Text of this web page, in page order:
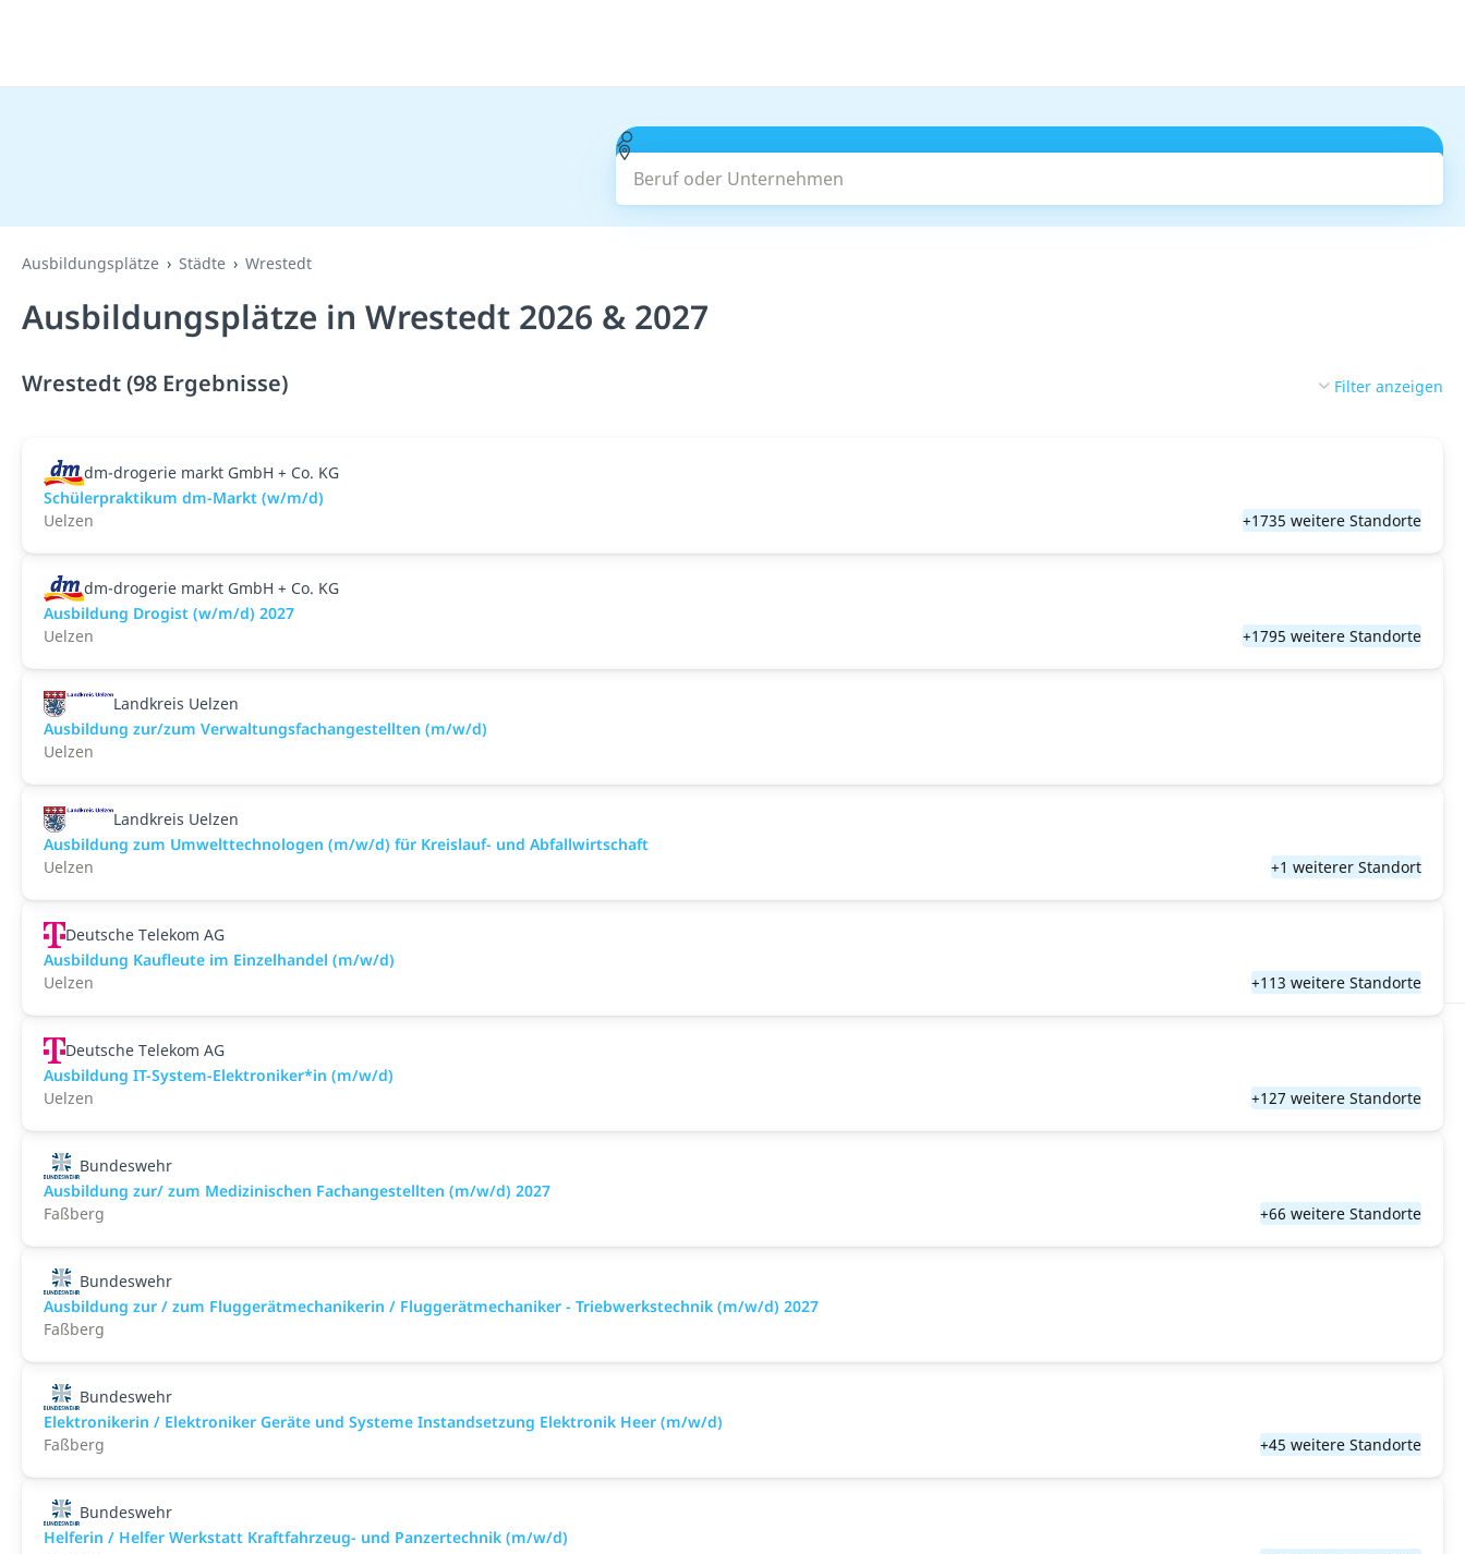
Beruf oder Unternehmen
Ausbildungsplätze Städte Wrestedt
Ausbildungsplätze in Wrestedt 2026 & 2027
Wrestedt (98 Ergebnisse) Filter anzeigen
dm-drogerie markt GmbH + Co. KG
Schülerpraktikum dm-Markt (w/m/d)
Uelzen
+1735 weitere Standorte
dm-drogerie markt GmbH + Co. KG
Ausbildung Drogist (w/m/d) 2027
Uelzen
+1795 weitere Standorte
Landkreis Uelzen
Ausbildung zur/zum Verwaltungsfachangestellten (m/w/d)
Uelzen
Landkreis Uelzen
Ausbildung zum Umwelttechnologen (m/w/d) für Kreislauf- und Abfallwirtschaft
Uelzen
+1 weiterer Standort
Deutsche Telekom AG
Ausbildung Kaufleute im Einzelhandel (m/w/d)
Uelzen
+113 weitere Standorte
Deutsche Telekom AG
Ausbildung IT-System-Elektroniker*in (m/w/d)
Uelzen
+127 weitere Standorte
Bundeswehr
Ausbildung zur/ zum Medizinischen Fachangestellten (m/w/d) 2027
Faßberg
+66 weitere Standorte
Bundeswehr
Ausbildung zur / zum Fluggerätmechanikerin / Fluggerätmechaniker - Triebwerkstechnik (m/w/d) 2027
Faßberg
Bundeswehr
Elektronikerin / Elektroniker Geräte und Systeme Instandsetzung Elektronik Heer (m/w/d)
Faßberg
+45 weitere Standorte
Bundeswehr
Helferin / Helfer Werkstatt Kraftfahrzeug- und Panzertechnik (m/w/d)